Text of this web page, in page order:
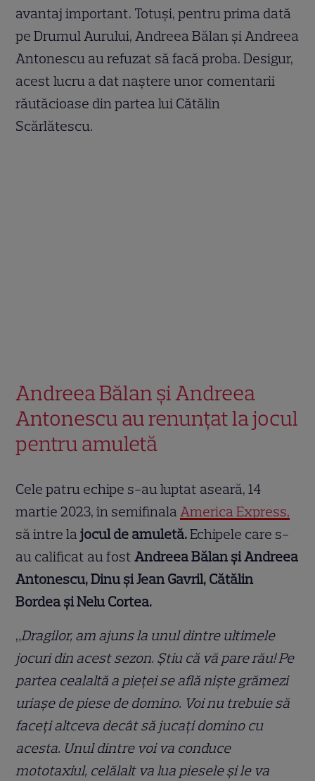
avantaj important. Totuși, pentru prima dată
pe Drumul Aurului, Andreea Bălan și Andreea
Antonescu au refuzat să facă proba. Desigur,
acest lucru a dat naștere unor comentarii
răutăcioase din partea lui Cătălin
Scărlătescu.
Andreea Bălan și Andreea
Antonescu au renunțat la jocul
pentru amuletă
Cele patru echipe s-au luptat aseară, 14
martie 2023, în semifinalaAmerica Express,
să intre lajocul de amuletă.Echipele care s-
au calificat au fostAndreea Bălan și Andreea
Antonescu, Dinu și Jean Gavril, Cătălin
Bordea și Nelu Cortea.
„Dragilor, am ajuns la unul dintre ultimele
jocuri din acest sezon. Știu că vă pare rău! Pe
partea cealaltă a pieței se află niște grămezi
uriașe de piese de domino. Voi nu trebuie să
faceți altceva decât să jucați domino cu
acesta. Unul dintre voi va conduce
mototaxiul, celălalt va lua piesele și le va